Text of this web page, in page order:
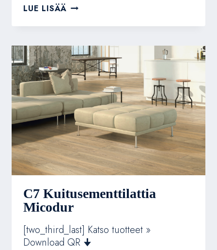
LUE LISÄÄ C4
C7 Kuitusementtilattia
Micodur
[two_third_last] Katso tuotteet »
Download QR 🠋